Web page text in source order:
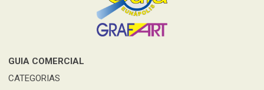
GUIA COMERCIAL
CATEGORIAS